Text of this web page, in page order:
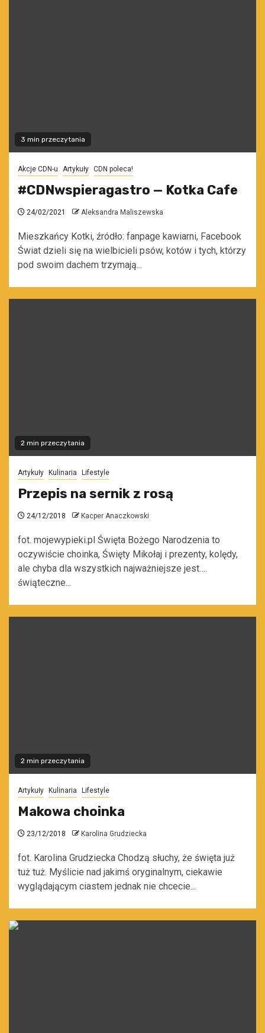
3 min przeczytania
Akcje CDN-u Artykuły CDN poleca!
#CDNwspieragastro — Kotka Cafe
24/02/2021 Aleksandra Maliszewska
Mieszkańcy Kotki, źródło: fanpage kawiarni, Facebook
Świat dzieli się na wielbicieli psów, kotów i tych, którzy
pod swoim dachem trzymają...
2 min przeczytania
Artykuły Kulinaria Lifestyle
Przepis na sernik z rosą
24/12/2018 Kacper Anaczkowski
fot. mojewypieki.pl Święta Bożego Narodzenia to
oczywiście choinka, Święty Mikołaj i prezenty, kolędy,
ale chyba dla wszystkich najważniejsze jest….
świąteczne...
2 min przeczytania
Artykuły Kulinaria Lifestyle
Makowa choinka
23/12/2018 Karolina Grudziecka
fot. Karolina Grudziecka Chodzą słuchy, że święta już
tuż tuż. Myślicie nad jakimś oryginalnym, ciekawie
wyglądającym ciastem jednak nie chcecie...